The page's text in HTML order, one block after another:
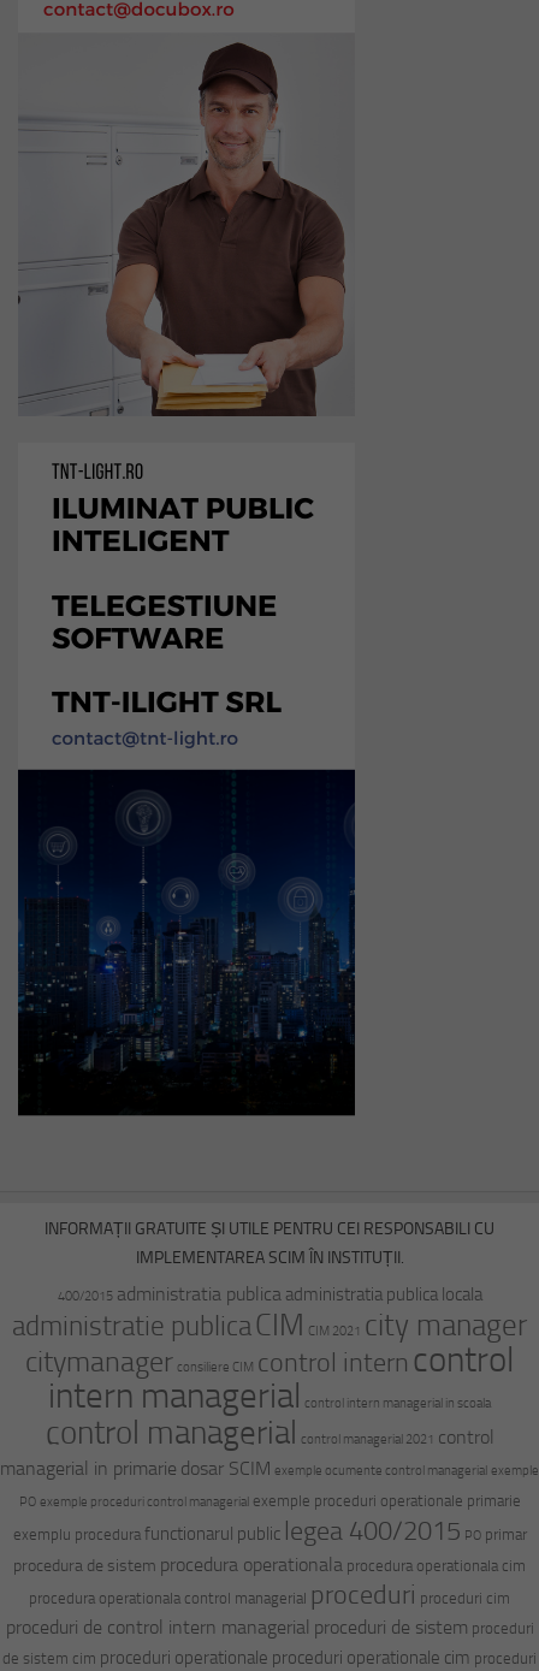
INFORMAȚII GRATUITE ȘI UTILE PENTRU CEI RESPONSABILI CU
IMPLEMENTAREA SCIM ÎN INSTITUȚII.
400/2015 administratia publica administratia publica locala
administratie publicaCIM CIM 2021 city manager
citymanager consiliere CIM control intern control
intern managerial control intern managerial in scoala
control managerial control managerial 2021 control
managerial in primarie dosar SCIM exemple ocumente control managerial exemple
PO exemple proceduri control managerial exemple proceduri operationale primarie
exemplu procedura functionarul public legea 400/2015 PO primar
procedura de sistem procedura operationala procedura operationala cim
procedura operationala control managerial proceduri proceduri cim
proceduri de control intern managerial proceduri de sistem proceduri
de sistem cim proceduri operationale proceduri operationale cim proceduri